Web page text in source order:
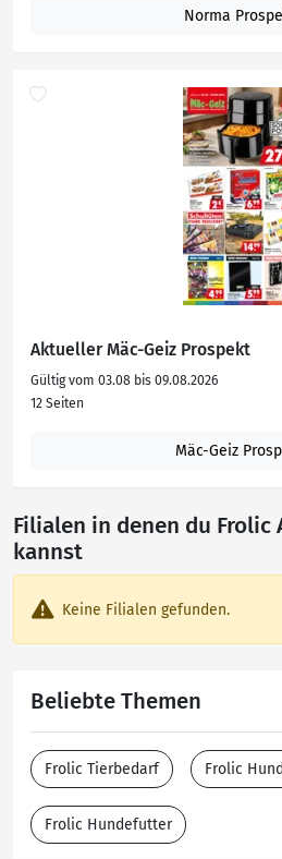
Norma
Aktueller Mäc-Geiz Prospekt
Gültig vom 03.08 bis 09.08.2026
12 Seiten
Mäc-Geiz
Filialen in denen du Frolic
kannst
Keine Filialen gefunden.
Beliebte Themen
Frolic Tierbedarf Frolic
Frolic Hundefutter